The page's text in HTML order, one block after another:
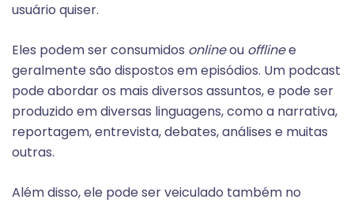
usuário quiser.
Eles podem ser consumidos onlineou offlinee
geralmente são dispostos em episódios. Um podcast
pode abordar os mais diversos assuntos, e pode ser
produzido em diversas linguagens, como a narrativa,
reportagem, entrevista, debates, análises e muitas
outras.
Além disso, ele pode ser veiculado também no